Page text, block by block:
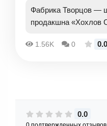
Фабрика Творцов —
продакшна «Хохлов
1.56K 0 0.0
0.0